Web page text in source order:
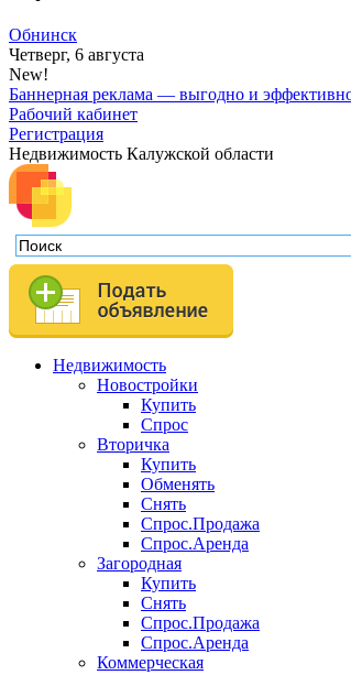
Обнинск
Четверг, 6 августа
New!
Баннерная реклама — выгодно и
Рабочий кабинет
Регистрация
Недвижимость Калужской области
Недвижимость
Новостройки
Купить
Спрос
Вторичка
Купить
Обменять
Снять
Спрос.Продажа
Спрос.Аренда
Загородная
Купить
Снять
Спрос.Продажа
Спрос.Аренда
Коммерческая